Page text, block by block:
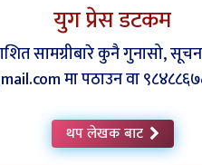
युग प्रेस डटकम
सामग्रीबारे कुनै गुनासो,
मा पठाउन वा
थप लेखक बाट